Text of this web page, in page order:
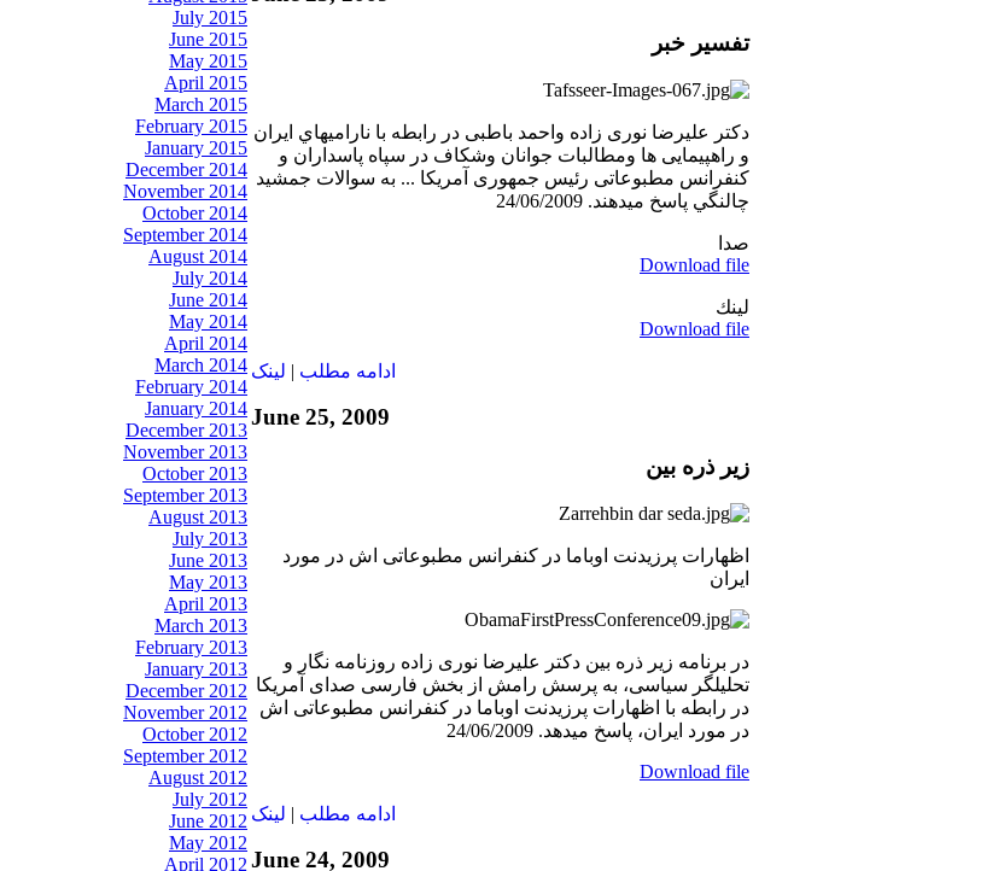
July 2015
June 2015
May 2015
April 2015
March 2015
February 2015
January 2015
December 2014
November 2014
October 2014
September 2014
August 2014
July 2014
June 2014
May 2014
April 2014
March 2014
February 2014
January 2014
December 2013
November 2013
October 2013
September 2013
August 2013
July 2013
June 2013
May 2013
April 2013
March 2013
February 2013
January 2013
December 2012
November 2012
October 2012
September 2012
August 2012
July 2012
June 2012
May 2012
April 2012
تفسیر خبر
دکتر عليرضا نوری زاده واحمد باطبی در رابطه با ناراميهاي ايران
و راهپیمایی ها ومطالبات جوانان وشکاف در سپاه پاسداران و
کنفرانس مطبوعاتی رئیس جمهوری آمریکا ... به سوالات جمشيد
چالنگي پاسخ ميدهند. 24/06/2009
صدا
Download file
لينك
Download file
ادامه مطلب | لينک
June 25, 2009
زير ذره بين
اظهارات پرزیدنت اوباما در کنفرانس مطبوعاتی اش در مورد
ایران
در برنامه زير ذره بين دکتر عليرضا نوری زاده روزنامه نگار و
تحليلگر سياسی، به پرسش رامش از بخش فارسی صدای آمريكا
در رابطه با اظهارات پرزیدنت اوباما در کنفرانس مطبوعاتی اش
در مورد ایران، پاسخ ميدهد. 24/06/2009
Download file
ادامه مطلب | لينک
June 24, 2009